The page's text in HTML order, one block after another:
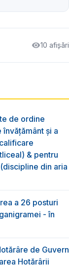
10 afișări
de ordine
și a
& pentru
din aria
a 26 posturi
- în
de Guvern
Hotărârii